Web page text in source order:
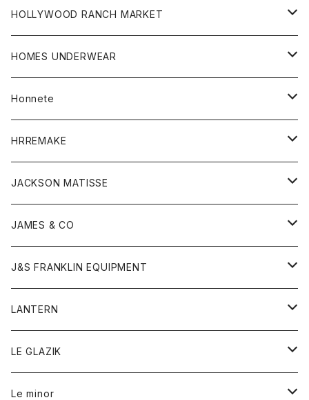
シャツ
カーディガン
ボトム
グッズ
帽子
ストール
HOLLYWOOD RANCH MARKET
アウター
カーディガン
コート
フリース
アクセサリー
ウォレット
ストール
マフラー
キッズ
Tシャツ
グッズ
アンダーウェア
靴
トップス
カーディガン
ジャケット
ボトム
オーバーオール
ショートパンツ
レディース
アウター
カーディガン
HOMES UNDERWEAR
アウター
カーディガン
コート
キッズ
Tシャツ
ロンパース
グッズ
靴
ストール
トップス
カットソー
シャツ
ボトム
オーバーオール
ショートパンツ
レディース
オーバーオール
シャツ
ワンピース
ワンピース
Honnete
ブラウス
ワンピース
HRREMAKE
バック
キッズ
トレーナー
トップス
Gジャケット
スウェット
帽子
JACKSON MATISSE
Tシャツ
帽子
JAMES & CO
ボトム
J&S FRANKLIN EQUIPMENT
アウター
LANTERN
アウター
Tシャツ
LE GLAZIK
レディース
Le minor